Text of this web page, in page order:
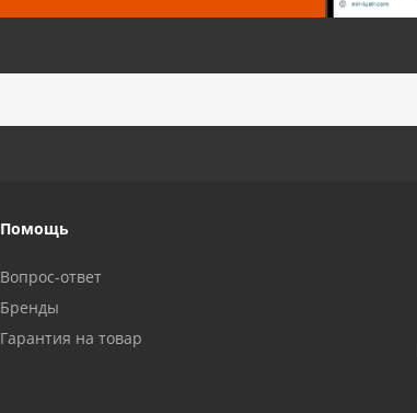
Помощь
Вопрос-ответ
Бренды
Гарантия на товар